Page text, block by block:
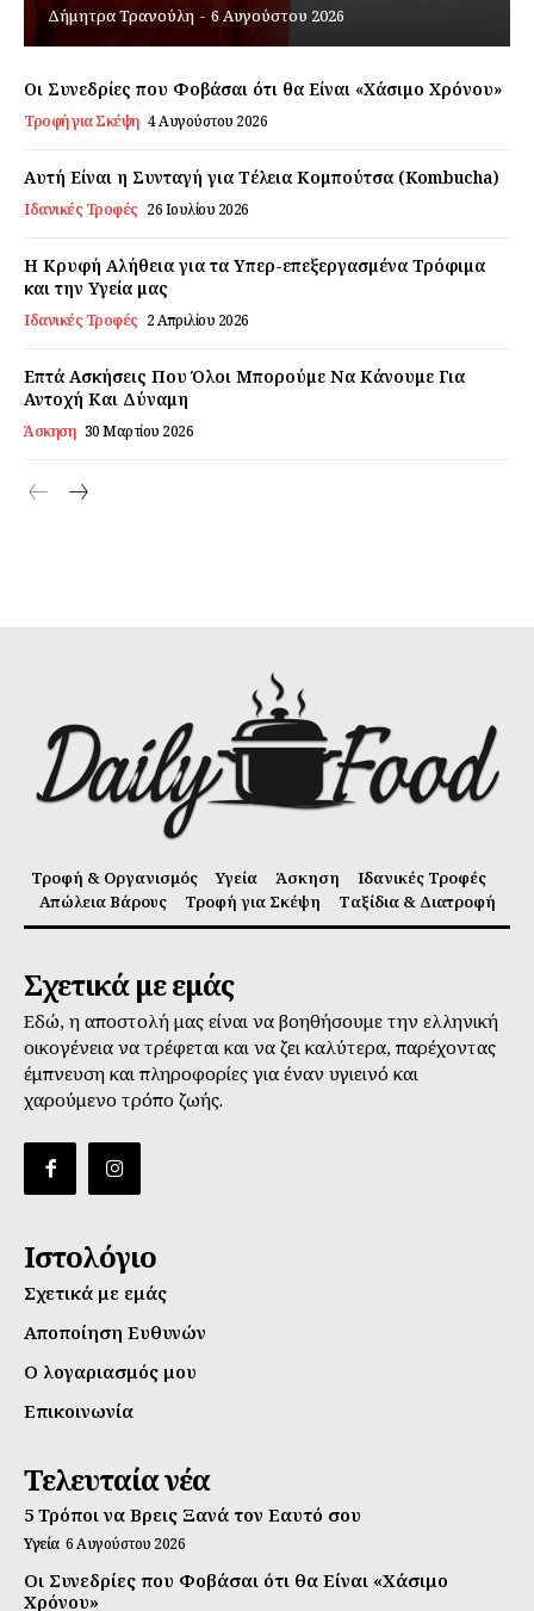
Εγγραφείτε τώρα!
Daily Food
Αποποίηση Ευθυνών
Ο λογαριασμός μου
Δήμητρα Τρανούλη - 6 Αυγούστου 2026
Οι Συνεδρίες που Φοβάσαι ότι θα Είναι «Χάσιμο Χρόνου»
Τροφή για Σκέψη 4 Αυγούστου 2026
Αυτή Είναι η Συνταγή για Τέλεια Κομπούτσα (Kombucha)
Ιδανικές Τροφές 26 Ιουλίου 2026
Η Κρυφή Αλήθεια για τα Υπερ-επεξεργασμένα Τρόφιμα
και την Υγεία μας
Ιδανικές Τροφές 2 Απριλίου 2026
Επτά Ασκήσεις Που Όλοι Μπορούμε Να Κάνουμε Για
Αντοχή Και Δύναμη
Άσκηση 30 Μαρτίου 2026
Τροφή & Οργανισμός Υγεία Άσκηση
Ιδανικές Τροφές
Απώλεια Βάρους
Τροφή για Σκέψη Ταξίδια & Διατροφή
Σχετικά με εμάς
Εδώ, η αποστολή μας είναι να βοηθήσουμε την ελληνική
οικογένεια να τρέφεται και να ζει καλύτερα, παρέχοντας
έμπνευση και πληροφορίες για έναν υγιεινό και
χαρούμενο τρόπο ζωής.
Ιστολόγιο
Σχετικά με εμάς
Αποποίηση Ευθυνών
Ο λογαριασμός μου
Επικοινωνία
Τελευταία νέα
5 Τρόποι να Βρεις Ξανά τον Εαυτό σου
Υγεία 6 Αυγούστου 2026
Οι Συνεδρίες που Φοβάσαι ότι θα Είναι «Χάσιμο
Χρόνου»